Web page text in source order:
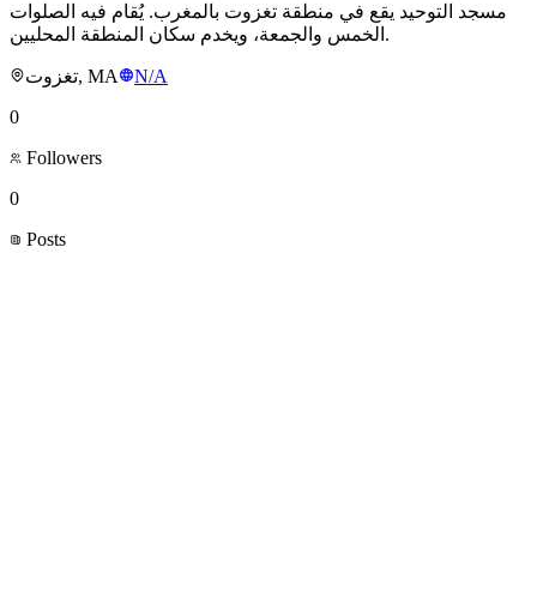
مسجد التوحيد يقع في منطقة تغزوت بالمغرب. يُقام فيه الصلوات
الخمس والجمعة، ويخدم سكان المنطقة المحليين.
تغزوت, MA
N/A
0
Followers
0
Posts